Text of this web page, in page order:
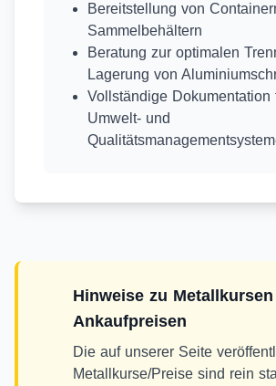
Bereitstellung von
Sammelbehältern
Beratung zur optimalen
Lagerung von
Vollständige Dokumentation
Umwelt- und
Hinweise zu Metallkursen
Ankaufpreisen
Die auf unserer Seite
Metallkurse/Preise sind rein